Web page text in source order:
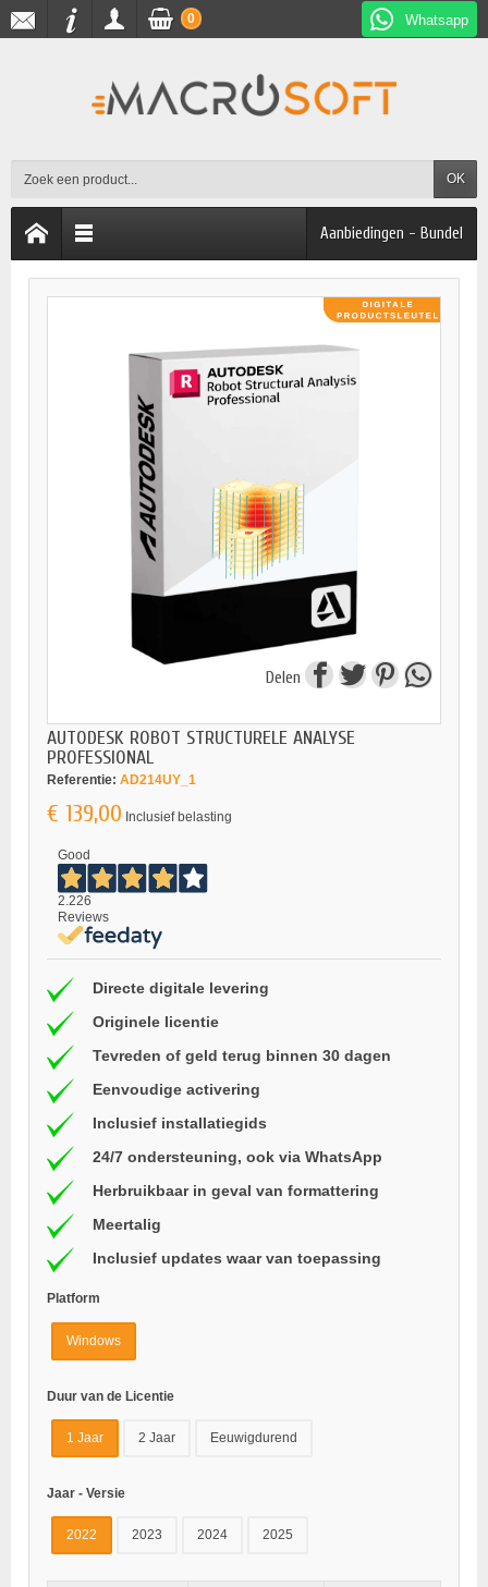
Whatsapp
OK
0
Aanbiedingen - Bundel
Delen
AUTODESK ROBOT STRUCTURELE ANALYSE
PROFESSIONAL
Referentie: AD214UY_1
€ 139,00 Inclusief belasting
Good
2.226
Reviews
Directe digitale levering
Originele licentie
Tevreden of geld terug binnen 30 dagen
Eenvoudige activering
Inclusief installatiegids
24/7 ondersteuning, ook via WhatsApp
Herbruikbaar in geval van formattering
Meertalig
Inclusief updates waar van toepassing
Platform
Windows
Duur van de Licentie
1 Jaar 2 Jaar Eeuwigdurend
Jaar - Versie
2022 2023 2024 2025